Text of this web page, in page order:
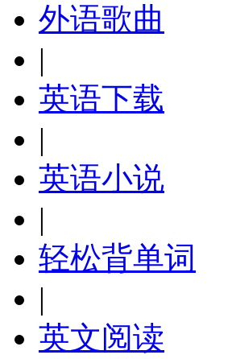
外语歌曲
|
英语下载
|
英语小说
|
轻松背单词
|
英文阅读